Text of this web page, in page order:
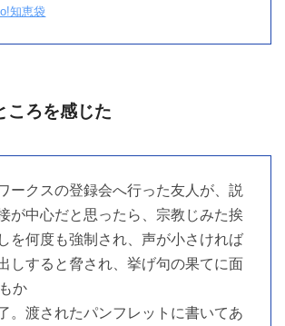
知恵袋
ころを感じた
ークスの登録会へ行った友人が、説
が中心だと思ったら、宗教じみた挨
を何度も強制され、声が小さければ
しすると脅され、挙げ句の果てに面
か
。渡されたパンフレットに書いてあ